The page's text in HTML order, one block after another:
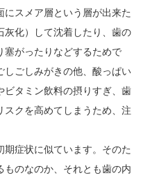
スメア層という層が出来た
灰化）して沈着したり、歯の
塞がったりなどするためで
ごしみがきの他、酸っぱい
ビタミン飲料の摂りすぎ、歯
クを高めてしまうため、注
症状に似ています。そのた
のなのか、それとも歯の内